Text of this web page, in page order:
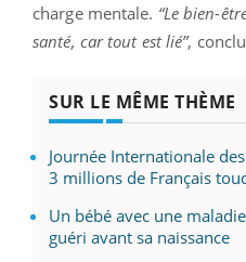
charge mentale. “Le bien-
santé, car tout est lié”,
SUR LE MÊME THÈME
Journée Internationale
3 millions de Français
Un bébé avec une
guéri avant sa naissance